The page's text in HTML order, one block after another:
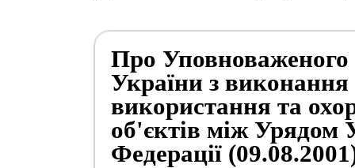
Про Уповноваженого
України з виконання
використання та
об'єктів між Урядом
Федерації